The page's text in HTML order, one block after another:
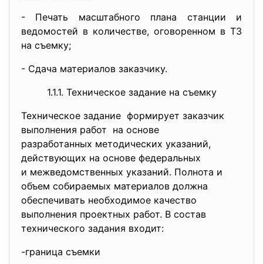
- Печать масштабного плана станции и
ведомостей в количестве, оговоренном в ТЗ
на съемку;
- Сдача материалов заказчику.
1.1.1. Техническое задание на съемку
Техническое задание формирует заказчик
выполнения работ на основе
разработанных методических указаний,
действующих на основе федеральных
и межведомственных указаний. Полнота и
объем собираемых материалов должна
обеспечивать необходимое качество
выполнения проектных работ. В состав
технического задания входит:
-граница съемки